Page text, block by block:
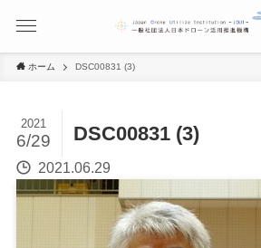
ホーム DSC00831 (3)
DSC00831 (3)
2021
6/29
2021.06.29